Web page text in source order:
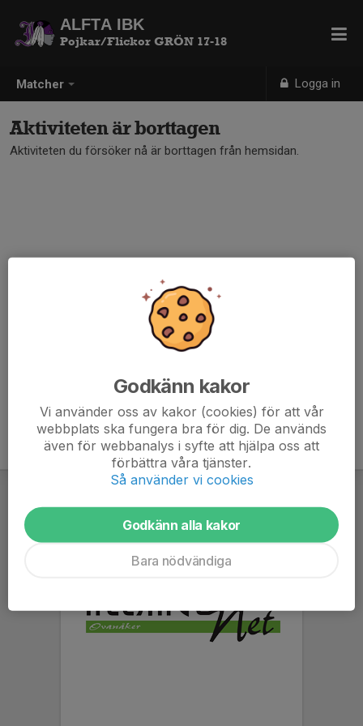
Matcher Logga in
ALFTA IBK
Pojkar/Flickor GRÖN 17-18
Aktiviteten är borttagen
Aktiviteten du försöker nå är borttagen från hemsidan.
Godkänn kakor
Vi använder oss av kakor (cookies) för att vår
webbplats ska fungera bra för dig. De används
även för webbanalys i syfte att hjälpa oss att
förbättra våra tjänster.
Så använder vi cookies
Godkänn alla kakor
Bara nödvändiga